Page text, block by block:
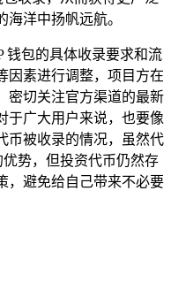
洋中扬帆远航。
钱包的具体收录要求和流
因素进行调整，项目方在
密切关注官方渠道的最新
于广大用户来说，也要像
币被收录的情况，虽然代
势，但投资代币仍然存
，避免给自己带来不必要